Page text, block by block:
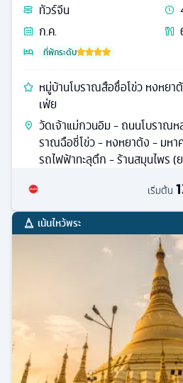
ทัวร์จีน
ก.ค.
ที่พักระดับ
หมู่บ้านโบราณสือชื่อโข่ว หงหยา
เฟ่ย
วัดเจ้าแม่กวนอิม - ถนนโบราณห
ราณฉือชี่โข่ว - หงหยาต้ง - มหา
รถไฟฟ้าทะลุตึก - ร้านสมุนไพร (
เริ่มต้น
เน้นไหว้พระ